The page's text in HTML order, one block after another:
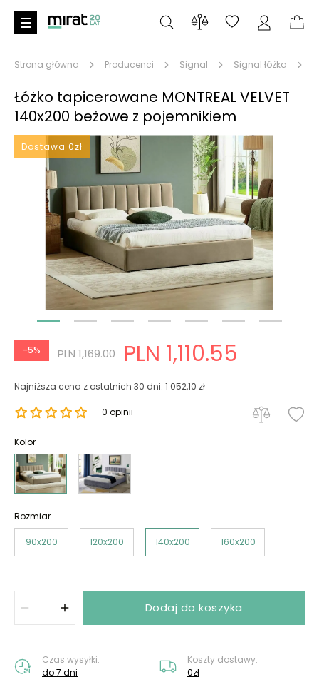
Strona główna Producenci Signal Signal łóżka
Łóżko tapicerowane MONTREAL VELVET
140x200 beżowe z pojemnikiem
Dostawa 0zł
-5% PLN 1,169.00 PLN 1,110.55
Najniższa cena z ostatnich 30 dni: 1 052,10 zł
0 opinii
Kolor
Rozmiar
90x200 120x200 140x200 160x200
Dodaj do koszyka
Czas wysyłki:
do 7 dni
Koszty dostawy:
0zł